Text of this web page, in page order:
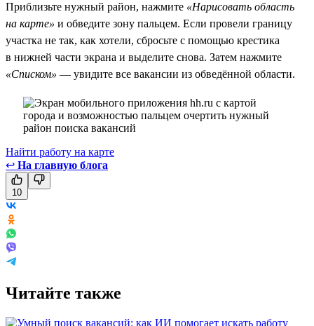
Приблизьте нужный район, нажмите «Нарисовать область
на карте» и обведите зону пальцем. Если провели границу
участка не так, как хотели, сбросьте с помощью крестика
в нижней части экрана и выделите снова. Затем нажмите
«Списком» — увидите все вакансии из обведённой области.
Найти работу на карте
↩ На главную блога
10
Читайте также